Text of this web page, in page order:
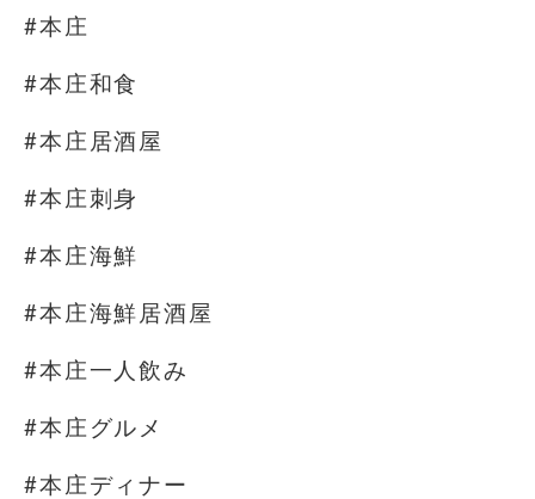
#本庄
#本庄和食
#本庄居酒屋
#本庄刺身
#本庄海鮮
#本庄海鮮居酒屋
#本庄一人飲み
#本庄グルメ
#本庄ディナー